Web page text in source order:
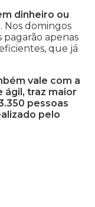
dinheiro ou
. Nos domingos
pagarão apenas
que já
vale com a
ágil, traz maior
pessoas
pelo